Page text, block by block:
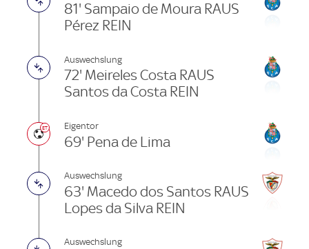
81' Sampaio de Moura RAUS
Pérez REIN
Auswechslung
72' Meireles Costa RAUS
Santos da Costa REIN
Eigentor
69' Pena de Lima
Auswechslung
63' Macedo dos Santos RAUS
Lopes da Silva REIN
Auswechslung